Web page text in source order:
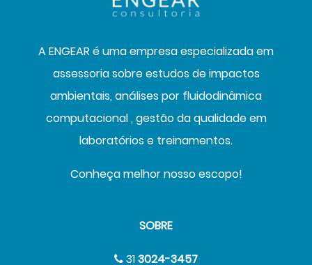
A ENGEAR é uma empresa especializada em
assessoria sobre estudos de impactos
ambientais, análises por fluidodinâmica
computacional , gestão da qualidade em
laboratórios e treinamentos.
Conheça melhor nosso escopo!
SOBRE
313024-3457